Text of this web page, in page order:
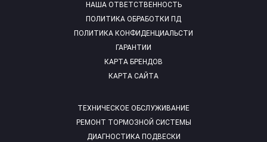
ТЕХНИЧЕСКОЕ ОБСЛУЖИВАНИЕ
РЕМОНТ ТОРМОЗНОЙ СИСТЕМЫ
ДИАГНОСТИКА ПОДВЕСКИ
НАША ОТВЕТСТВЕННОСТЬ
ПОЛИТИКА ОБРАБОТКИ ПД
ПОЛИТИКА КОНФИДЕНЦИАЛЬСТИ
ГАРАНТИИ
КАРТА БРЕНДОВ
КАРТА САЙТА